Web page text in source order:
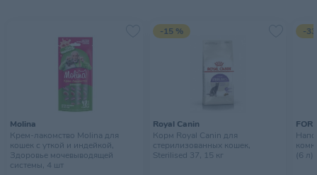
Molina
Крем-лакомство Molina для
кошек с уткой и индейкой,
Здоровье мочевыводящей
системы, 4 шт
-15 %
Royal Canin
Корм Royal Canin для
стерилизованных кошек,
Sterilised 37, 15 кг
-
FOR
(6 л)